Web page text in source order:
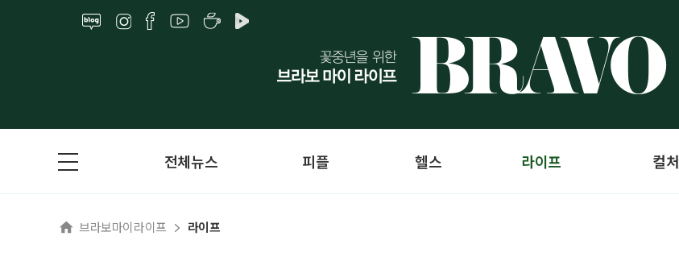
전체뉴스 피플 헬스 라이프 컬처
브라보마이라이프 라이프